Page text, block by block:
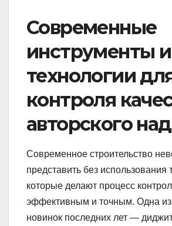
Современные
инструменты и
технологии
контроля
авторского
Современное строительство
представить без использования
которые делают процесс
эффективным и точным. Одна
новинок последних лет —